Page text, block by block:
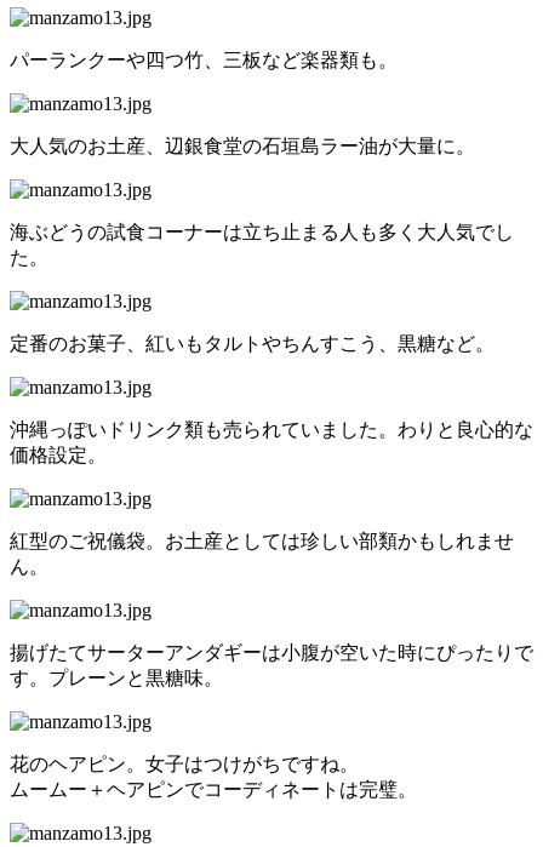
パーランクーや四つ竹、三板など楽器類も。
大人気のお土産、辺銀食堂の石垣島ラー油が大量に。
海ぶどうの試食コーナーは立ち止まる人も多く大人気でし
た。
定番のお菓子、紅いもタルトやちんすこう、黒糖など。
沖縄っぽいドリンク類も売られていました。わりと良心的な
価格設定。
紅型のご祝儀袋。お土産としては珍しい部類かもしれませ
ん。
揚げたてサーターアンダギーは小腹が空いた時にぴったりで
す。プレーンと黒糖味。
花のヘアピン。女子はつけがちですね。
ムームー＋ヘアピンでコーディネートは完璧。